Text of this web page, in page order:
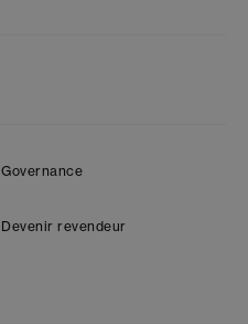
Governance
Devenir revendeur